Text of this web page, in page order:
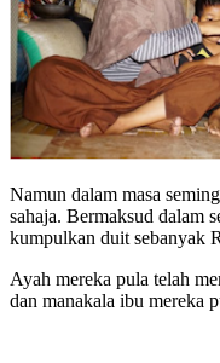
Namun dalam masa
sahaja. Bermaksud dalam
kumpulkan duit sebanyak
Ayah mereka pula telah
dan manakala ibu mereka